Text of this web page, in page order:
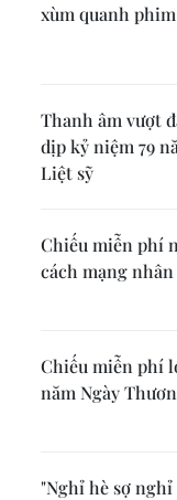
xùm quanh
Thanh âm vượt
dịp kỷ niệm 79
Liệt sỹ
Chiếu miễn phí
cách mạng
Chiếu miễn phí
năm Ngày
"Nghỉ hè sợ